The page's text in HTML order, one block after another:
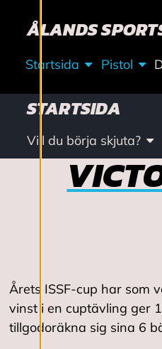
I
N
Vi använder cookies
för att ge dig en
bättre
ÅLANDS
Startsida Pistol
STARTSIDA
Vill du börja skjuta?
Årets ISSF-cup har som
vinst i en cuptävling ger
tillgodoräkna sig sina 6